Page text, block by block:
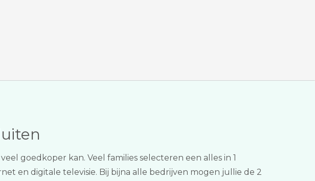
goedkoper kan. Veel families selecteren een alles in 1
en digitale televisie. Bij bijna alle bedrijven mogen jullie de 2